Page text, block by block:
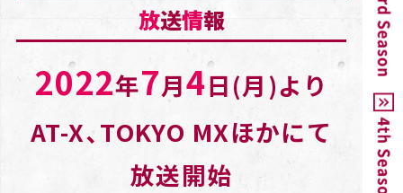
放送情報
2022年7月4日(月)より
AT-X、TOKYO MXほかにて
放送開始